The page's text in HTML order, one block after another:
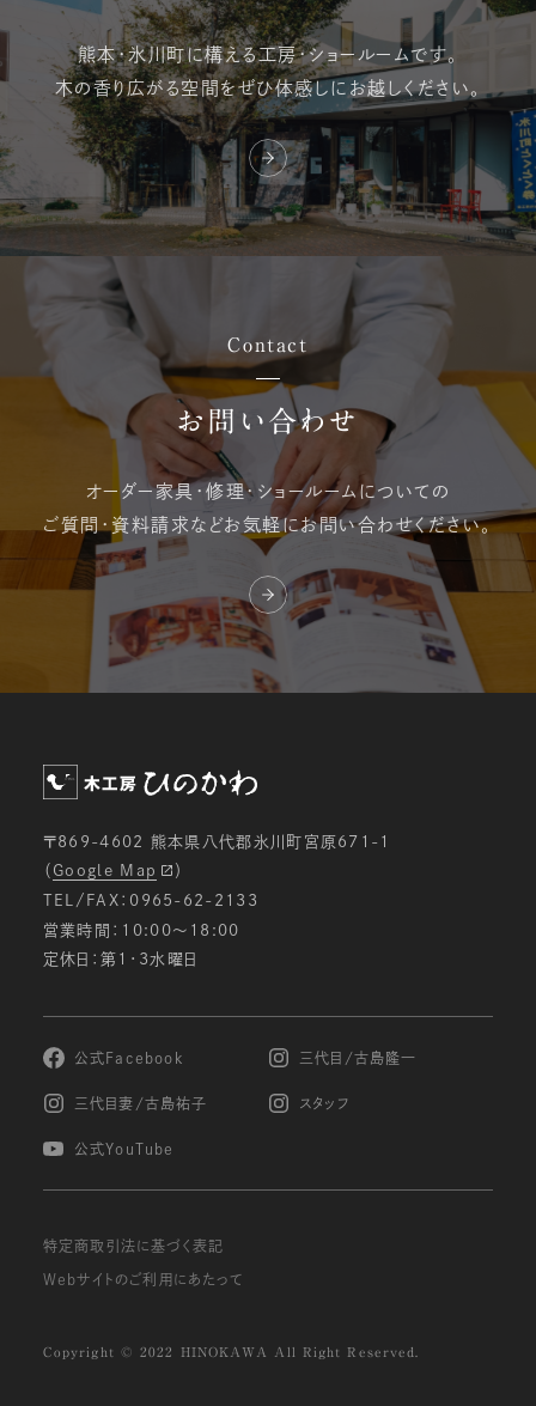
熊本・氷川町に構える工房・ショールームです。
木の香り広がる空間をぜひ体感しにお越しください。
Contact
お問い合わせ
オーダー家具・修理・ ショールームについての
ご質問・資料請求などお気軽にお問い合わせください。
〒869-4602 熊本県八代郡氷川町宮原671-1
（ Google Map
）
TEL/FAX：0965-62-2133
営業時間：10:00〜18:00
定休日：第1・3水曜日
公式Facebook 三代目/古島隆一
三代目妻/古島祐子 スタッフ
公式YouTube
特定商取引法に基づく表記
Webサイトのご利用にあたって
Copyright © 2022 HINOKAWA All Right Reserved.